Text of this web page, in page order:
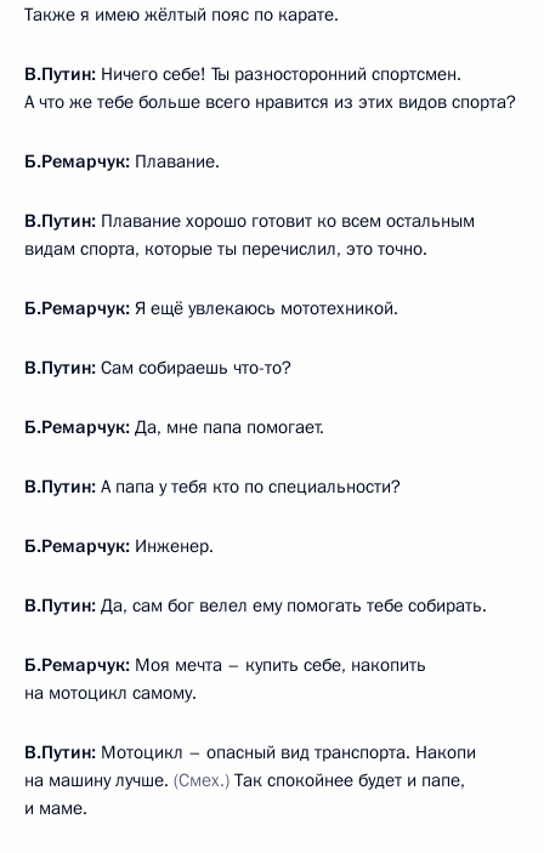
Также я имею жёлтый пояс по карате.
В.Путин: Ничего себе! Ты разносторонний спортсмен.
А что же тебе больше всего нравится из этих видов спорта?
Б.Ремарчук: Плавание.
В.Путин: Плавание хорошо готовит ко всем остальным
видам спорта, которые ты перечислил, это точно.
Б.Ремарчук: Я ещё увлекаюсь мототехникой.
В.Путин: Сам собираешь что-то?
Б.Ремарчук: Да, мне папа помогает.
В.Путин: А папа у тебя кто по специальности?
Б.Ремарчук: Инженер.
В.Путин: Да, сам бог велел ему помогать тебе собирать.
Б.Ремарчук: Моя мечта – купить себе, накопить
на мотоцикл самому.
В.Путин: Мотоцикл – опасный вид транспорта. Накопи
на машину лучше. (Смех.) Так спокойнее будет и папе,
и маме.